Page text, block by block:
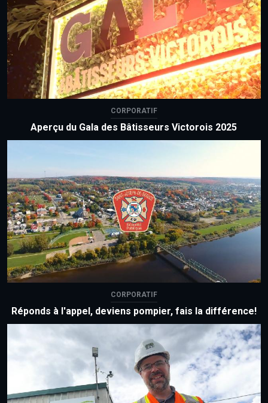
CORPORATIF
Aperçu du Gala des Bâtisseurs Victorois 2025
CORPORATIF
Réponds à l'appel, deviens pompier, fais la différence!